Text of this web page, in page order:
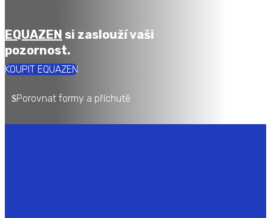
EQUAZEN si zaslouží vaši
pozornost.
KOUPIT EQUAZEN
Porovnat formy a příchutě